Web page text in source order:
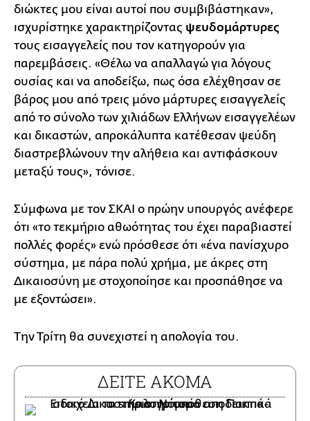
διώκτες μου είναι αυτοί που συμβιβάστηκαν»,
ισχυρίστηκε χαρακτηρίζοντας ψευδομάρτυρες
τους εισαγγελείς που τον κατηγορούν για
παρεμβάσεις. «Θέλω να απαλλαγώ για λόγους
ουσίας και να αποδείξω, πως όσα ελέχθησαν σε
βάρος μου από τρεις μόνο μάρτυρες εισαγγελείς
από το σύνολο των χιλιάδων Ελλήνων εισαγγελέων
και δικαστών, απροκάλυπτα κατέθεσαν ψεύδη
διαστρεβλώνουν την αλήθεια και αντιφάσκουν
μεταξύ τους», τόνισε.
Σύμφωνα με τον ΣΚΑΙ ο πρώην υπουργός ανέφερε
ότι «το τεκμήριο αθωότητας του έχει παραβιαστεί
πολλές φορές» ενώ πρόσθεσε ότι «ένα πανίσχυρο
σύστημα, με πάρα πολύ χρήμα, με άκρες στη
Δικαιοσύνη με στοχοποίησε και προσπάθησε να
με εξοντώσει».
Την Τρίτη θα συνεχιστεί η απολογία του.
ΔΕΙΤΕ ΑΚΟΜΑ